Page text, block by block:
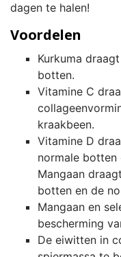
dagen te halen!
Voordelen
Kurkuma
botten.
Vitamine C
kraakbeen.
Vitamine D
normale botten
Mangaan
botten en de
Mangaan en
bescherming
De eiwitten in